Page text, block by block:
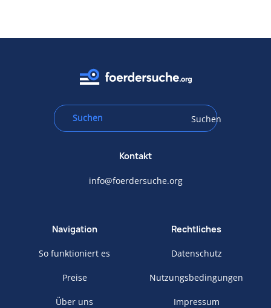
Suchen
Kontakt
info@foerdersuche.org
Navigation
So funktioniert es
Preise
Über uns
Rechtliches
Datenschutz
Nutzungsbedingungen
Impressum